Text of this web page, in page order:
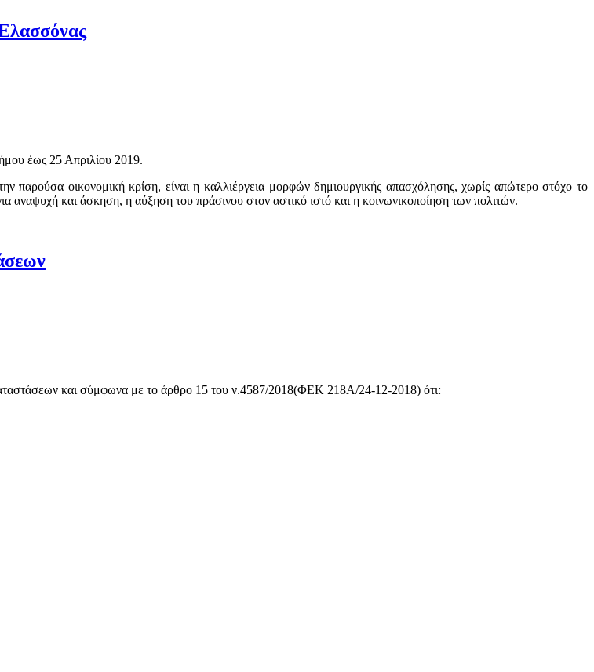
έως 25 Απριλίου 2019.
παρούσα οικονομική κρίση, είναι η καλλιέργεια μορφών δημιουργικής απασχόλησης, χωρίς απώτερο στόχο το
αναψυχή και άσκηση, η αύξηση του πράσινου στον αστικό ιστό και η κοινωνικοποίηση των πολιτών.
και σύμφωνα με το άρθρο 15 του ν.4587/2018(ΦΕΚ 218Α/24-12-2018) ότι: